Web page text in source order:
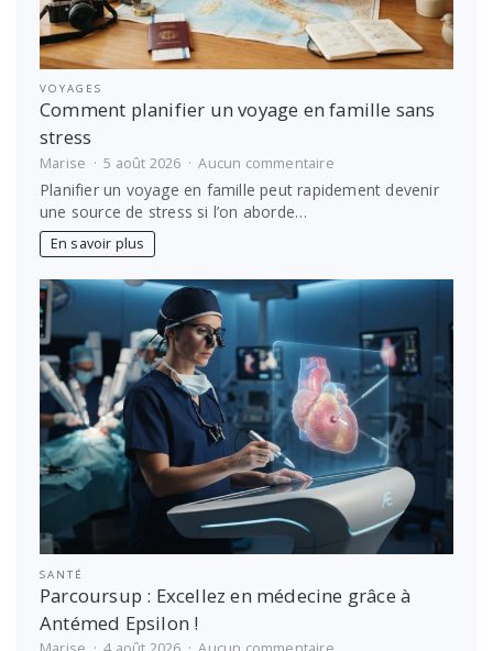
VOYAGES
Comment planifier un voyage en famille sans
stress
Marise 5 août 2026 Aucun commentairesur
Comment
planifier
sans
Planifier un voyage en famille peut rapidement devenir
une source de stress si l’on aborde…
En savoir plus
SANTÉ
Parcoursup : Excellez en médecine grâce à
Antémed Epsilon !